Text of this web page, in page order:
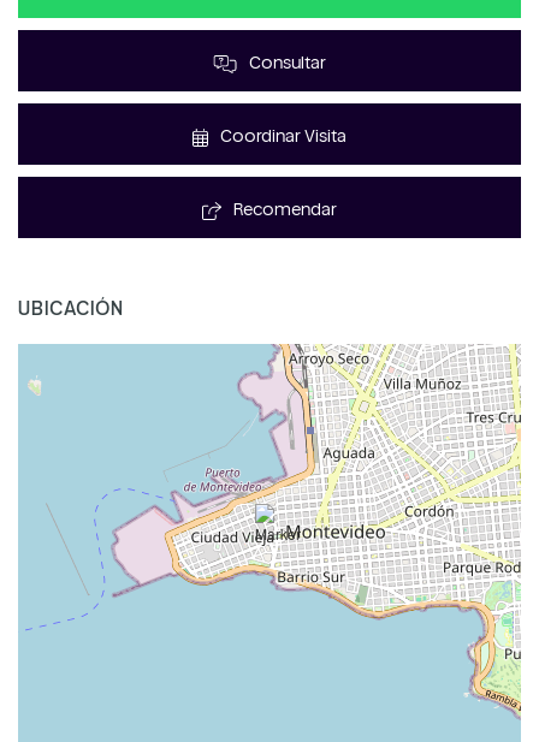
Consultar
Coordinar Visita
Recomendar
UBICACIÓN